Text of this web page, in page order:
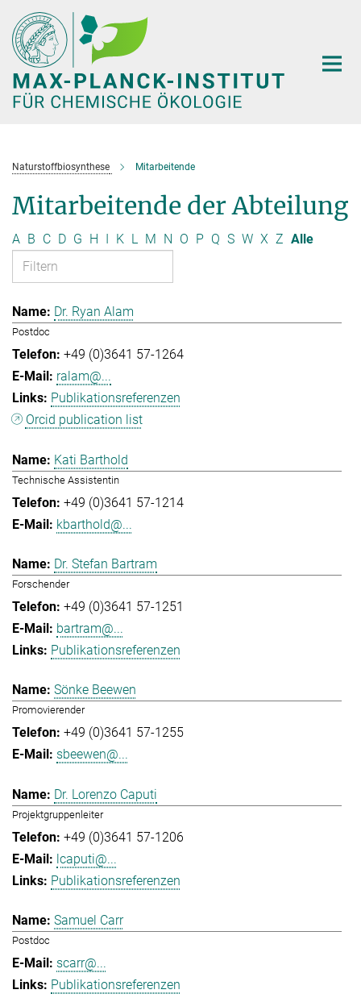
Hauptinhalt
Naturstoffbiosynthese Mitarbeitende
Mitarbeitende der Abteilung
A B C D G H I K L M N O P Q S W X Z Alle
Dr. Ryan Alam
Postdoc
+49 (0)3641 57-1264
ralam@...
Publikationsreferenzen
Orcid publication list
Kati Barthold
Technische Assistentin
+49 (0)3641 57-1214
kbarthold@...
Dr. Stefan Bartram
Forschender
+49 (0)3641 57-1251
bartram@...
Publikationsreferenzen
Sönke Beewen
Promovierender
+49 (0)3641 57-1255
sbeewen@...
Dr. Lorenzo Caputi
Projektgruppenleiter
+49 (0)3641 57-1206
lcaputi@...
Publikationsreferenzen
Samuel Carr
Postdoc
scarr@...
Publikationsreferenzen